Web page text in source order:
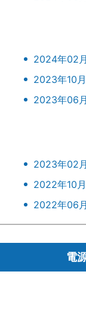
2024年02月
2023年10月
2023年06月
2023年02月
2022年10月
2022年06月
電